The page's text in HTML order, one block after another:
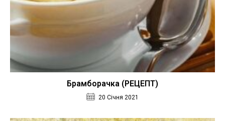
Брамборачка (РЕЦЕПТ)
20 Січня 2021